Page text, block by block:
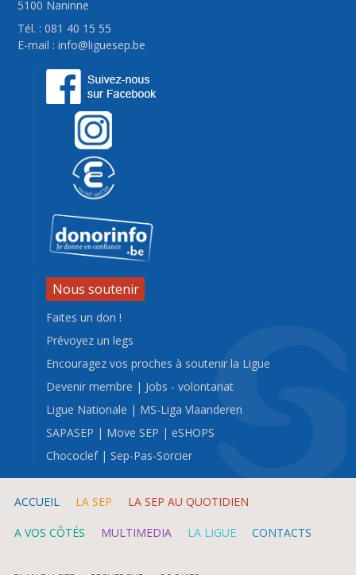
5100 Naninne
Tél. : 081 40 15 55
E-mail :info@liguesep.be
Nous soutenir
Faites un don !
Prévoyez un legs
Encouragez vos proches à soutenir la Ligue
Devenir membre | Jobs - volontariat
Ligue Nationale | MS-Liga Vlaanderen
SAPASEP | Move SEP |eSHOPS
Chococlef|Sep-Pas-Sorcier
ACCUEIL LA SEP LA SEP AU QUOTIDIEN
A VOS CÔTÉS MULTIMEDIA LA LIGUE CONTACTS